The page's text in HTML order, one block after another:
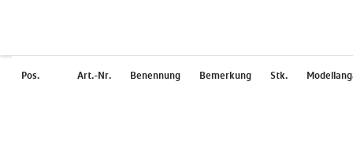
Pos. Art.-Nr. Benennung Bemerkung Stk.